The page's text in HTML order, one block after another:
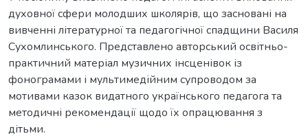
духовної сфери молодших школярів, що засновані на
вивченні літературної та педагогічної спадщини Василя
Сухомлинського. Представлено авторський освітньо-
практичний матеріал музичних інсценівок із
фонограмами і мультимедійним супроводом за
мотивами казок видатного українського педагога та
методичні рекомендації щодо їх опрацювання з
дітьми.